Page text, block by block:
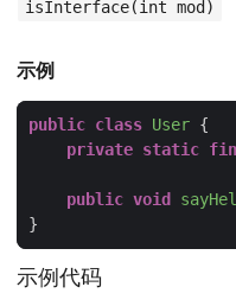
isInterface(int mod)
示例
public class User
private static
public void
示例代码